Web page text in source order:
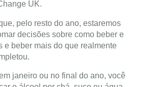
UK.
pelo resto do ano, estaremos
decisões sobre como beber e
e beber mais do que realmente
janeiro ou no final do ano, você